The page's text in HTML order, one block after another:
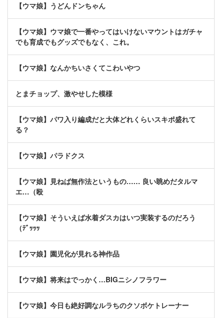
【ウマ娘】うどんドンちゃん
【ウマ娘】ウマ娘で一番やってはいけないマウントはガチャ
でも育成でもグッズでもなく、これ。
【ウマ娘】なんかちいさくてこわいやつ
とまチョップ、激やせした模様
【ウマ娘】パワ入り編成だと大体どれくらいスキポ盛れて
る？
【ウマ娘】パラドクス
【ウマ娘】見ねば無作法というもの…… 良い眺めだタルマ
エ…（殴
【ウマ娘】そういえば水着ダスカはいつ実装するのだろう
（ﾃﾞｯｯｯ
【ウマ娘】園児化が見れる神作品
【ウマ娘】将来はでっかく…BIGニシノフラワー
【ウマ娘】今日も絶好調なルラちのクソボケトレーナー